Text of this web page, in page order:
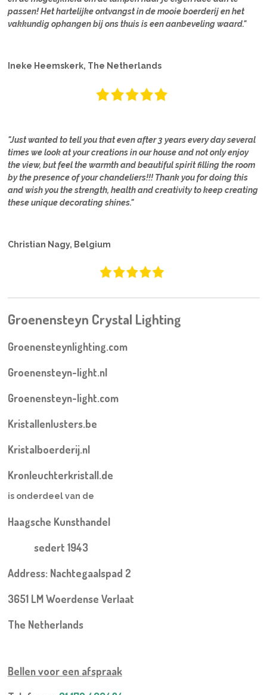
passen! Het hartelijke ontvangst in de mooie boerderij en het
vakkundig ophangen bij ons thuis is een aanbeveling waard."
Ineke Heemskerk, The Netherlands
"Just wanted to tell you that even after 3 years every day several
times we look at your creations in our house and not only enjoy
the view, but feel the warmth and beautiful spirit filling the room
by the presence of your chandeliers!!! Thank you for doing this
and wish you the strength, health and creativity to keep creating
these unique decorating shines."
Christian Nagy, Belgium
Groenensteyn Crystal Lighting
Groenensteynlighting.com
Groenensteyn-light.nl
Groenensteyn-light.com
Kristallenlusters.be
Kristalboerderij.nl
Kronleuchterkristall.de
is onderdeel van de
Haagsche Kunsthandel
sedert 1943
Address: Nachtegaalspad 2
3651 LM Woerdense Verlaat
The Netherlands
Bellen voor een afspraak